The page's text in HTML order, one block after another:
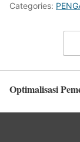
Categories:
Optimalisasi